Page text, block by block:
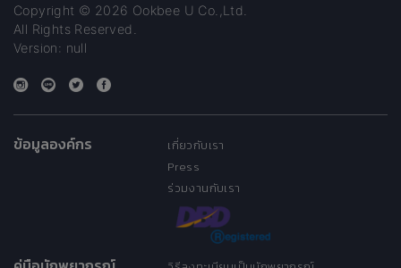
Copyright © 2026 Ookbee U Co.,Ltd.
All Rights Reserved.
Version: null
ข้อมูลองค์กร
เกี่ยวกับเรา
Press
ร่วมงานกับเรา